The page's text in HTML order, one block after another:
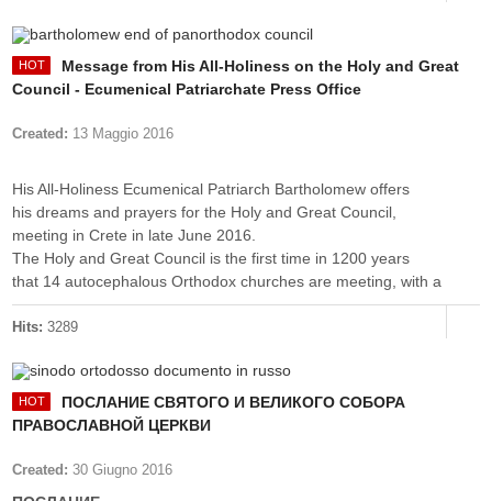
Message from His All-Holiness on the Holy and Great
Council - Ecumenical Patriarchate Press Office
Created: 13 Maggio 2016
His All-Holiness Ecumenical Patriarch Bartholomew offers
his dreams and prayers for the Holy and Great Council,
meeting in Crete in late June 2016.
The Holy and Great Council is the first time in 1200 years
that 14 autocephalous Orthodox churches are meeting, with a
Hits: 3289
ПОСЛАНИЕ СВЯТОГО И ВЕЛИКОГО СОБОРА
ПРАВОСЛАВНОЙ ЦЕРКВИ
Created: 30 Giugno 2016